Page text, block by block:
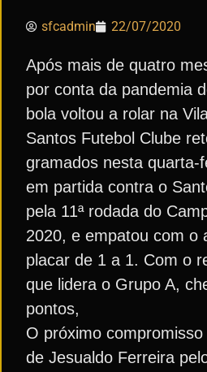
sfcadmin 22/07/2020
Após mais de quatro
por conta da pandemia
bola voltou a rolar na
Santos Futebol Clube
gramados nesta quarta-
em partida contra o
pela 11ª rodada do
2020, e empatou com o
placar de 1 a 1. Com o
que lidera o Grupo A,
pontos,
O próximo
de Jesualdo Ferreira